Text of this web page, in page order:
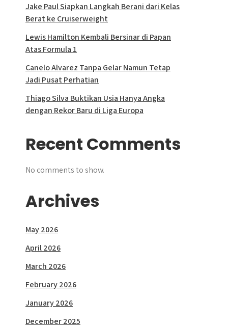
Jake Paul Siapkan Langkah Berani dari Kelas
Berat ke Cruiserweight
Lewis Hamilton Kembali Bersinar di Papan
Atas Formula 1
Canelo Alvarez Tanpa Gelar Namun Tetap
Jadi Pusat Perhatian
Thiago Silva Buktikan Usia Hanya Angka
dengan Rekor Baru di Liga Europa
Recent Comments
No comments to show.
Archives
May 2026
April 2026
March 2026
February 2026
January 2026
December 2025